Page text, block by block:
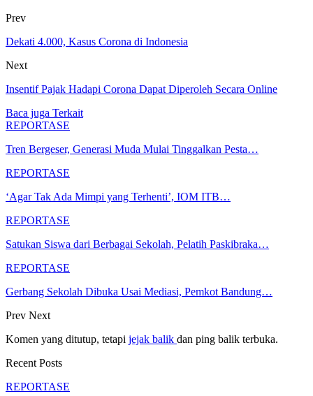
Prev
Dekati 4.000, Kasus Corona di Indonesia
Next
Insentif Pajak Hadapi Corona Dapat Diperoleh Secara Online
Baca juga Terkait
REPORTASE
Tren Bergeser, Generasi Muda Mulai Tinggalkan Pesta…
REPORTASE
‘Agar Tak Ada Mimpi yang Terhenti’, IOM ITB…
REPORTASE
Satukan Siswa dari Berbagai Sekolah, Pelatih Paskibraka…
REPORTASE
Gerbang Sekolah Dibuka Usai Mediasi, Pemkot Bandung…
Prev Next
Komen yang ditutup, tetapi jejak balik dan ping balik terbuka.
Recent Posts
REPORTASE